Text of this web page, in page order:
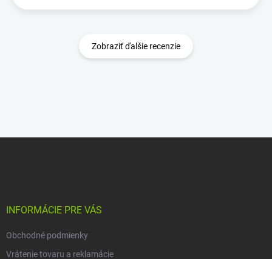
Zobraziť ďalšie recenzie
INFORMÁCIE PRE VÁS
Obchodné podmienky
Vrátenie tovaru a reklamácie